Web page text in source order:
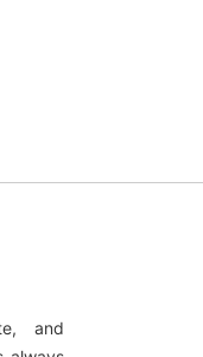
and